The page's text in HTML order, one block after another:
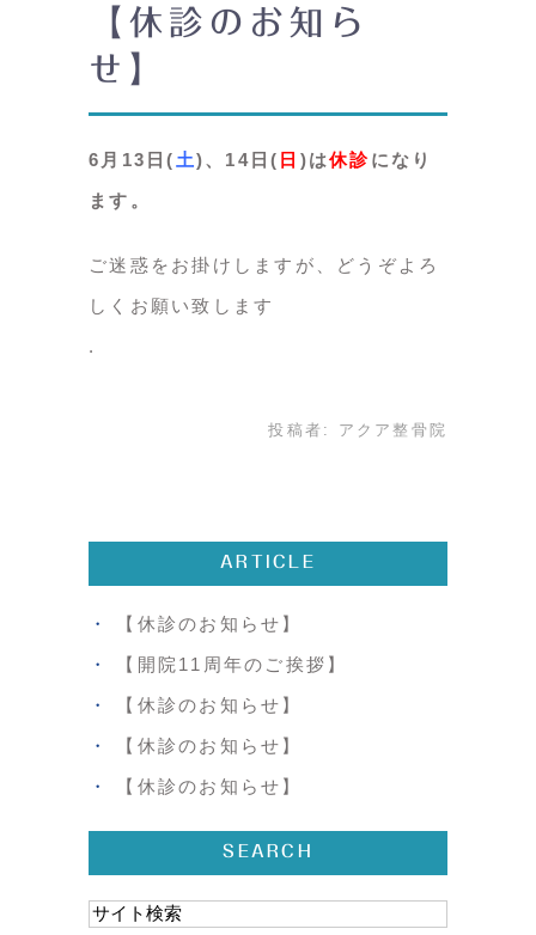
【休診のお知ら
せ】
6月13日( 土)、14日( 日 )は休診になり
ます。
ご迷惑をお掛けしますが、どうぞよろ
しくお願い致します
投稿者: アクア整骨院
ARTICLE
【休診のお知らせ】
【開院11周年のご挨拶】
【休診のお知らせ】
【休診のお知らせ】
【休診のお知らせ】
SEARCH